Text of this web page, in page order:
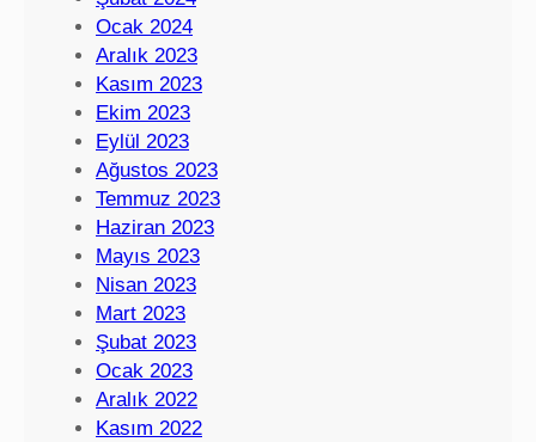
Ocak 2024
Aralık 2023
Kasım 2023
Ekim 2023
Eylül 2023
Ağustos 2023
Temmuz 2023
Haziran 2023
Mayıs 2023
Nisan 2023
Mart 2023
Şubat 2023
Ocak 2023
Aralık 2022
Kasım 2022